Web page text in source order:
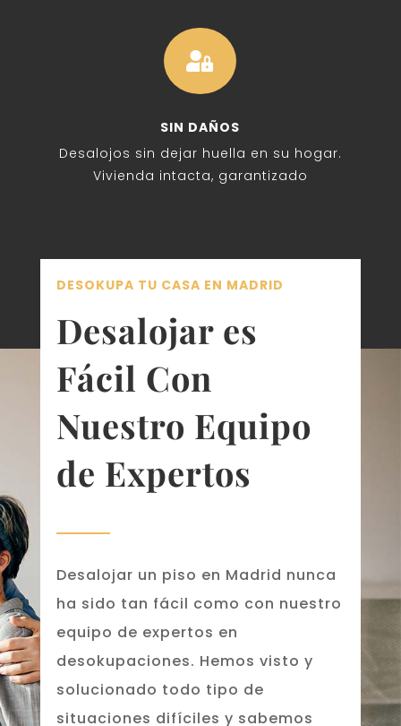

SIN DAÑOS
Desalojos sin dejar huella en su hogar.
Vivienda intacta, garantizado
DESOKUPA TU CASA EN MADRID
Desalojar es
Fácil Con
Nuestro Equipo
de Expertos
Desalojar un piso en Madrid nunca
ha sido tan fácil como con nuestro
equipo de expertos en
desokupaciones. Hemos visto y
solucionado todo tipo de
situaciones difíciles y sabemos